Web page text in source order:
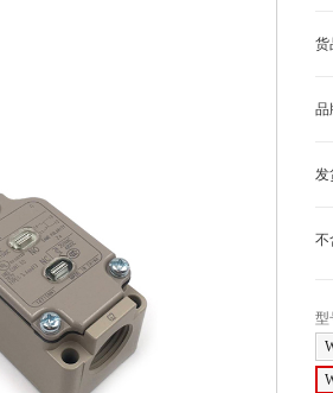
货
品
发
不
型